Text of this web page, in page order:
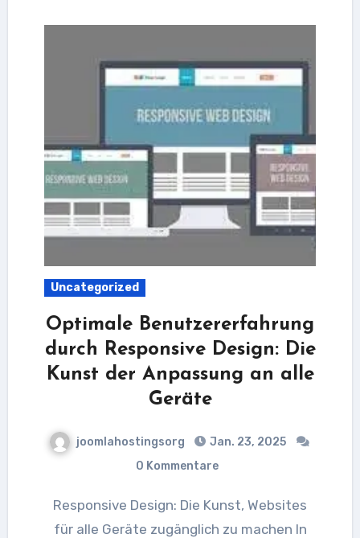
Uncategorized
Optimale Benutzererfahrung
durch Responsive Design: Die
Kunst der Anpassung an alle
Geräte
joomlahostingsorg
Jan. 23, 2025
0 Kommentare
Responsive Design: Die Kunst, Websites
für alle Geräte zugänglich zu machen In